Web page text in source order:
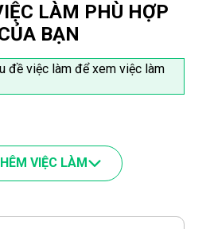
LÀM PHÙ HỢP
BẠN
đề việc làm để xem việc làm
VIỆC LÀM